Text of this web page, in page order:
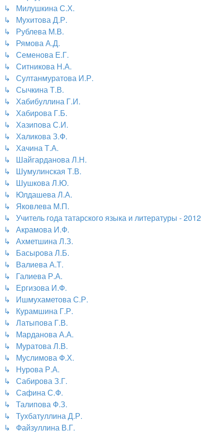
↳ Милушкина С.Х.
↳ Мухитова Д.Р.
↳ Рублева М.В.
↳ Рямова А.Д.
↳ Семенова Е.Г.
↳ Ситникова Н.А.
↳ Султанмуратова И.Р.
↳ Сычкина Т.В.
↳ Хабибуллина Г.И.
↳ Хабирова Г.Б.
↳ Хазипова С.И.
↳ Халикова З.Ф.
↳ Хачина Т.А.
↳ Шайгарданова Л.Н.
↳ Шумулинская Т.В.
↳ Шушкова Л.Ю.
↳ Юлдашева Л.А.
↳ Яковлева М.П.
↳ Учитель года татарского языка и литературы - 2012
↳ Акрамова И.Ф.
↳ Ахметшина Л.З.
↳ Басырова Л.Б.
↳ Валиева А.Т.
↳ Галиева Р.А.
↳ Ергизова И.Ф.
↳ Ишмухаметова С.Р.
↳ Курамшина Г.Р.
↳ Латыпова Г.В.
↳ Марданова А.А.
↳ Муратова Л.В.
↳ Муслимова Ф.Х.
↳ Нурова Р.А.
↳ Сабирова З.Г.
↳ Сафина С.Ф.
↳ Талипова Ф.З.
↳ Тухбатуллина Д.Р.
↳ Файзуллина В.Г.